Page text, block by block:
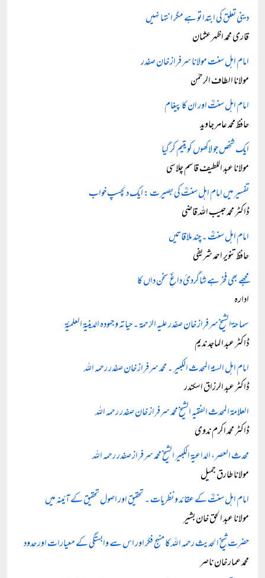
دینی تعلق کی ابتدا تو ہے مگر انتہا نہیں
قاری محمد اظہر عثمان
امام اہل سنت مولانا سرفراز خان صفدر
مولانا الطاف الرحمٰن
امام اہل سنتؒ اور ان کا پیغام
حافظ محمد عامر جاوید
ایک شخص جو لاکھوں کو یتیم کر گیا
مولانا عبد اللطیف قاسم چلاسی
تفسیر میں امام اہل سنتؒ کی بصیرت : ایک دلچسپ خواب
ڈاکٹر محمد حبیب اللہ قاضی
امام اہل سنتؒ ۔ چند ملاقاتیں
حافظ تنویر احمد شریفی
مجھے بھی فخر ہے شاگردئ داغِؔ سخن داں کا
ادارہ
سماحۃ الشیخ سرفراز خان صفدر علیہ الرّحمۃ ۔ حیاتہ و جہودہ الدینیۃ العلمیّۃ
ڈاکٹر عبد الماجد ندیم
امام اہل السنۃ المحدث الکبیر ۔ محمد سرفراز خان صفدر رحمہ اللہ
ڈاکٹر عبد الرزاق اسکندر
العلامۃ المحدث الفقیہ الشیخ محمد سرفراز خان صفدر رحمہ اللہ
ڈاکٹر محمد اکرم ندوی
محدث العصر، الداعیۃ الکبیر الشیخ محمد سرفراز صفدر رحمہ اللہ
مولانا طارق جمیل
امام اہل سنتؒ کے عقائد و نظریات ۔ تحقیق اور اصول تحقیق کے آئینہ میں
مولانا عبد الحق خان بشیر
حضرت شیخ الحدیث رحمہ اللہ کا منہج فکر اور اس سے وابستگی کے معیارات اور حدود
محمد عمار خان ناصر